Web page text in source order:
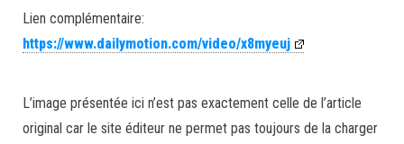
Lien complémentaire:
https://www.dailymotion.com/video/x8myeuj
L’image présentée ici n’est pas exactement celle de l’article
original car le site éditeur ne permet pas toujours de la charger